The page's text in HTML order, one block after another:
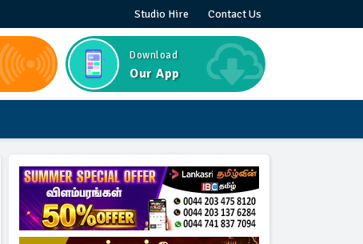
Studio Hire Contact Us
Download
Our App